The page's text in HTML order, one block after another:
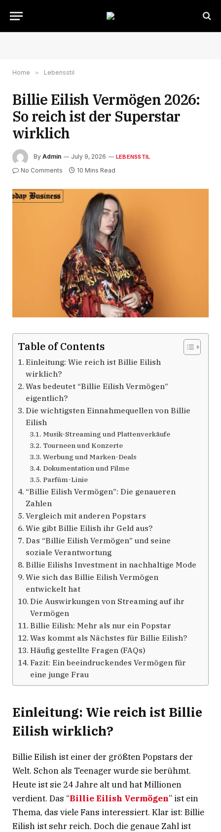
Home » Lebensstil
Billie Eilish Vermögen 2026:
So reich ist der Superstar
wirklich
By Admin July 9, 2026 LEBENSSTIL
No Comments 10 Mins Read
Table of Contents
Einleitung: Wie reich ist Billie Eilish
wirklich?
Was bedeutet “Billie Eilish Vermögen”
eigentlich?
Die wichtigsten Einnahmequellen von Billie
Eilish
Musik-Streaming und Plattenverkäufe
Tourneen und Konzerte
Werbung und Marken-Deals
Dokumentation und Filme
Parfüm-Linie
“Billie Eilish Vermögen”: Die genaueren
Zahlen
Vergleich mit anderen Popstars
Wie gibt Billie Eilish ihr Geld aus?
Das “Billie Eilish Vermögen” und seine
soziale Verantwortung
Billie Eilishs Investment in nachhaltige Mode
Wie sich das Billie Eilish Vermögen
entwickelt hat
Die Auswirkungen von Streaming auf ihr
Vermögen
Billie Eilish: Mehr als nur ein Popstar
Was kommt als Nächstes für Billie Eilish?
Häufig gestellte Fragen (FAQs)
Fazit: Ein beeindruckendes Vermögen für
eine junge Frau
Einleitung: Wie reich ist Billie
Eilish wirklich?
Billie Eilish ist einer der größten Popstars der
Welt. Schon als Teenager wurde sie berühmt.
Heute ist sie 24 Jahre alt und hat Millionen
verdient. Das “Billie Eilish Vermögen” ist ein
Thema, das viele Fans interessiert. Klar ist: Billie
Eilish ist sehr reich. Doch die genaue Zahl ist